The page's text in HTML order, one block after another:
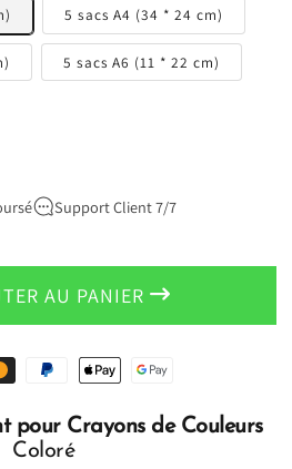
5 sacs A4 (34 * 24 cm)
5 sacs A6 (11 * 22 cm)
Support Client 7/7
AU PANIER
pour Crayons de Couleurs
Coloré